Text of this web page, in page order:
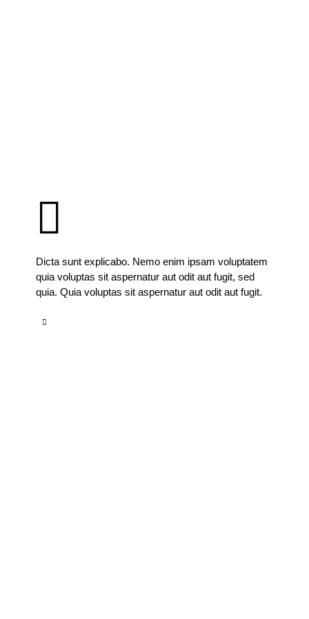
Dicta sunt explicabo. Nemo enim ipsam voluptatem
quia voluptas sit aspernatur aut odit aut fugit, sed
quia. Quia voluptas sit aspernatur aut odit aut fugit.